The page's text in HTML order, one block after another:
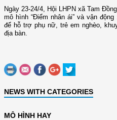
Ngày 23-24/4, Hội LHPN xã Tam
mô hình “Điểm nhân ái” và vận
để hỗ trợ phụ nữ, trẻ em nghèo,
địa bàn.
NEWS WITH CATEGORIES
MÔ HÌNH HAY